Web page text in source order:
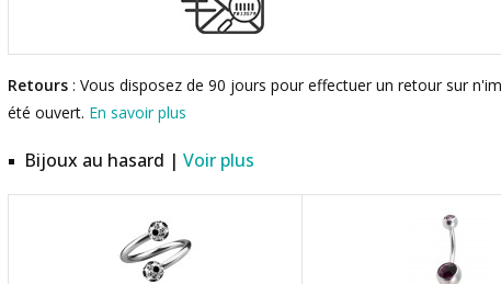
Retours : Vous disposez de 90 jours pour effectuer un retour sur
été ouvert. En savoir plus
Bijoux au hasard | Voir plus